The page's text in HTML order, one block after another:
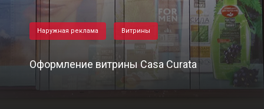
Наружная реклама Витрины
Оформление витрины Casa Curata